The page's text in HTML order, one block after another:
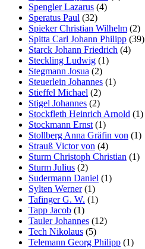
Spengler Lazarus (4)
Speratus Paul (32)
Spieker Christian Wilhelm (2)
Spitta Carl Johann Philipp (39)
Starck Johann Friedrich (4)
Steckling Ludwig (1)
Stegmann Josua (2)
Steuerlein Johannes (1)
Stieffel Michael (2)
Stigel Johannes (2)
Stockfleth Heinrich Arnold (1)
Stockmann Ernst (1)
Stollberg Anna Gräfin von (1)
Strauß Victor von (4)
Sturm Christoph Christian (1)
Sturm Julius (2)
Sudermann Daniel (1)
Sylten Werner(1)
Tafinger G. W. (1)
Tapp Jacob (1)
Tauler Johannes (12)
Tech Nikolaus (5)
Telemann Georg Philipp (1)